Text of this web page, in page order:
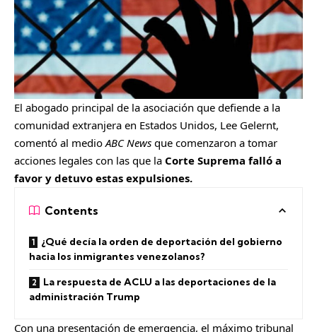
El abogado principal de la asociación que defiende a la
comunidad extranjera en Estados Unidos, Lee Gelernt,
comentó al medioABC News que comenzaron a tomar
acciones legales con las que la Corte Suprema falló a
favor y detuvo estas expulsiones.
Contents
¿Qué decía la orden de deportación del gobierno
hacia los inmigrantes venezolanos?
La respuesta de ACLU a las deportaciones de la
administración Trump
Con una presentación de emergencia, el máximo tribunal